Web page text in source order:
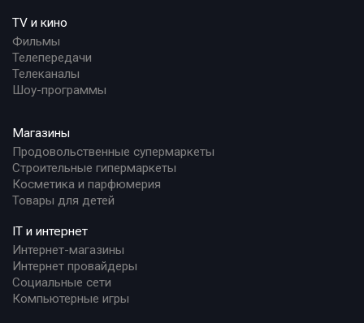
TV и кино
Фильмы
Телепередачи
Телеканалы
Шоу-программы
Магазины
Продовольственные супермаркеты
Строительные гипермаркеты
Косметика и парфюмерия
Товары для детей
IT и интернет
Интернет-магазины
Интернет провайдеры
Социальные сети
Компьютерные игры